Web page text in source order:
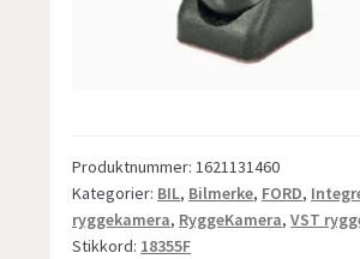
Produktnummer:1621131460
Kategorier: BIL, Bilmerke, FORD,
ryggekamera, RyggeKamera,VST
Stikkord: 18355F